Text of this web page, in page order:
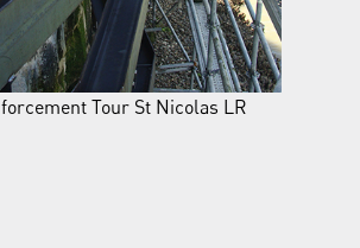
Tour St Nicolas LR